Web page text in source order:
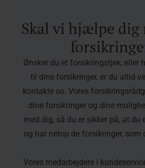
Skal vi hjælpe dig
Ønsker du et forsikringstjek, eller
til dine forsikringer, er du altid
kontakte os. Vores
dine forsikringer og dine
med dig, så du er sikker på, at
og har netop de forsikringer, som
Vores medarbejdere i